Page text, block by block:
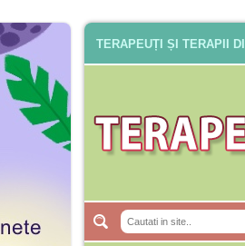
TERAPEUȚI ȘI TERAPII